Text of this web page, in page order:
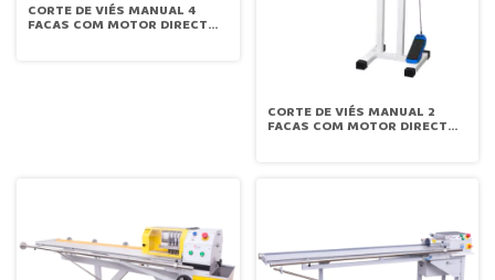
CORTE DE VIÉS MANUAL 4
FACAS COM MOTOR DIRECT
CORTE DE VIÉS MANUAL 2
FACAS COM MOTOR DIRECT